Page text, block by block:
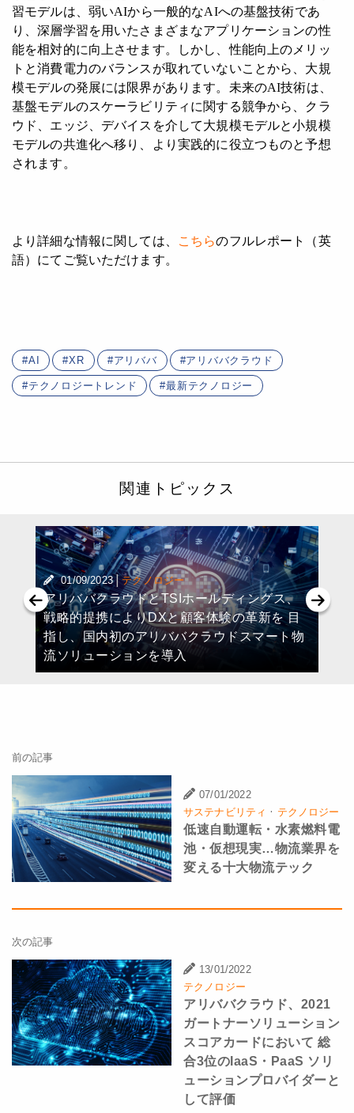
習モデルは、弱いAIから一般的なAIへの基盤技術であ
り、深層学習を用いたさまざまなアプリケーションの性
能を相対的に向上させます。しかし、性能向上のメリッ
トと消費電力のバランスが取れていないことから、大規
模モデルの発展には限界があります。未来のAI技術は、
基盤モデルのスケーラビリティに関する競争から、クラ
ウド、エッジ、デバイスを介して大規模モデルと小規模
モデルの共進化へ移り、より実践的に役立つものと予想
されます。
より詳細な情報に関しては、 こちらのフルレポート（英
語）にてご覧いただけます。
AI XR アリババ アリババクラウド
テクノロジートレンド 最新テクノロジー
関連トピックス
01/09/2023 | テクノロジー
アリババクラウドとTSIホールディングス、
戦略的提携によりDXと顧客体験の革新を 目
指し、国内初のアリババクラウドスマート物
流ソリューションを導入
前の記事
07/01/2022
サステナビリティ · テクノロジー
低速自動運転・水素燃料電
池・仮想現実…物流業界を
変える十大物流テック
次の記事
13/01/2022
テクノロジー
アリババクラウド、2021
ガートナーソリューション
スコアカードにおいて 総
合3位のIaaS・PaaS ソリ
ューションプロバイダーと
して評価